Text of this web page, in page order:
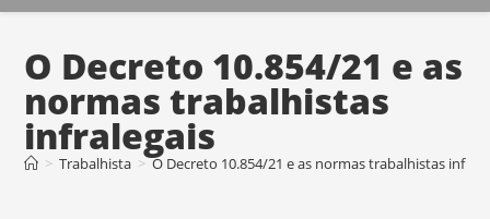
O Decreto 10.854/21 e as
normas trabalhistas
infralegais
> Trabalhista > O Decreto 10.854/21 e as normas trabalhistas